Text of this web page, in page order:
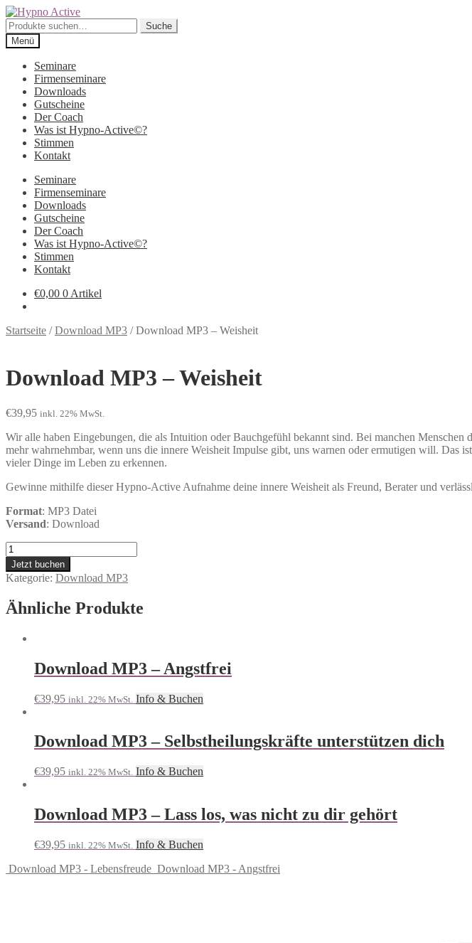
Zur
Navigation
springen
Zum
Inhalt
springen
Suche
nach:
Suche
Menü
Seminare
Firmenseminare
Downloads
Gutscheine
Der Coach
Was ist Hypno-Active©?
Stimmen
Kontakt
Seminare
Firmenseminare
Downloads
Gutscheine
Der Coach
Was ist Hypno-Active©?
Stimmen
Kontakt
€0,00 0 Artikel
Startseite /Download MP3 /Download MP3 – Weisheit
Download MP3 – Weisheit
€39,95 inkl. 22% MwSt.
Wir alle haben Eingebungen, die als Intuition oder Bauchgefühl bekannt sind. Bei manchen
mehr wahrnehmbar, wenn uns die innere Weisheit Impulse gibt, uns warnen oder ermutigen will. Das
vieler Dinge im Leben zu erkennen.
Gewinne mithilfe dieser Hypno-Active Aufnahme deine innere Weisheit als Freund, Berater und
Format: MP3 Datei
Versand: Download
Download
MP3
-
Weisheit
Menge
Jetzt buchen
Kategorie: Download MP3
Ähnliche Produkte
Download MP3 – Angstfrei
€39,95 inkl. 22% MwSt. Info & Buchen
Download MP3 – Selbstheilungskräfte unterstützen dich
€39,95 inkl. 22% MwSt. Info & Buchen
Download MP3 – Lass los, was nicht zu dir gehört
€39,95 inkl. 22% MwSt. Info & Buchen
Download MP3 - Lebensfreude Download MP3 - Angstfrei